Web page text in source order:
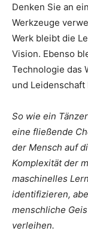
Denken Sie an
Werkzeuge
Werk bleibt die
Vision. Ebenso
Technologie das
und
So wie ein
eine fließende
der Mensch auf
Komplexität der
maschinelles
identifizieren,
menschliche
verleihen.